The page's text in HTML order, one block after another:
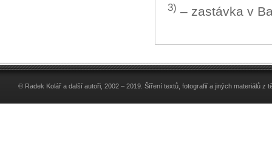
3) – zastávka v
© Radek Kolář a další autoři, 2002 – 2019. Šíření textů, fotografií a jiných materiálů